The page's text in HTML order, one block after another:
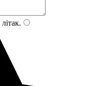
літак.